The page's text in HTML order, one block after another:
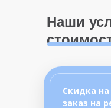
Наши
Скидка
заказ на